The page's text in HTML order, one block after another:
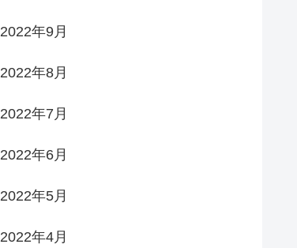
2022年9月
2022年8月
2022年7月
2022年6月
2022年5月
2022年4月